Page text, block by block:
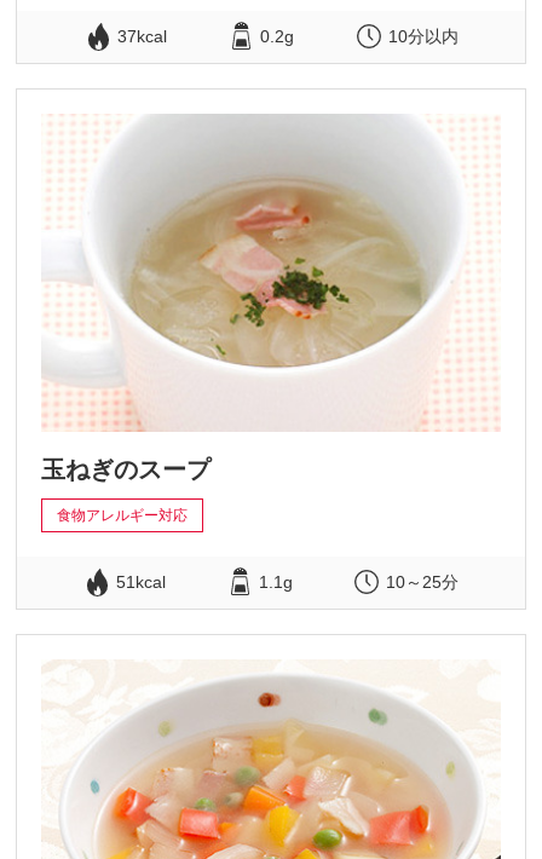
37kcal 0.2g 10分以内
玉ねぎのスープ
食物アレルギー対応
51kcal 1.1g 10～25分